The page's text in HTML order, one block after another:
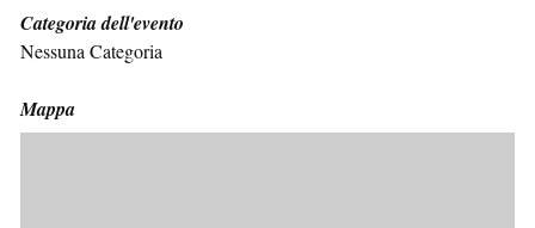
Categoria dell'evento
Nessuna Categoria
Mappa